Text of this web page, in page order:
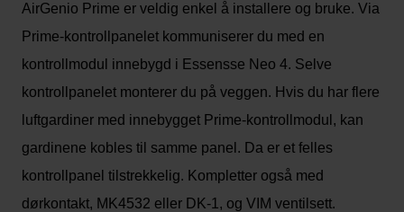
AirGenio Prime er veldig enkel å installere og bruke. Via
Prime-kontrollpanelet kommuniserer du med en
kontrollmodul innebygd i Essensse Neo 4. Selve
kontrollpanelet monterer du på veggen. Hvis du har flere
luftgardiner med innebygget Prime-kontrollmodul, kan
gardinene kobles til samme panel. Da er et felles
kontrollpanel tilstrekkelig. Kompletter også med
dørkontakt, MK4532 eller DK-1, og VIM ventilsett.